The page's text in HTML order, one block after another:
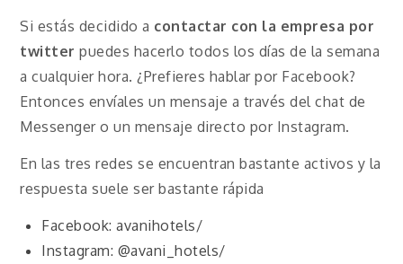
Si estás decidido a contactar con la empresa por
twitter puedes hacerlo todos los días de la semana
a cualquier hora. ¿Prefieres hablar por Facebook?
Entonces envíales un mensaje a través del chat de
Messenger o un mensaje directo por Instagram.
En las tres redes se encuentran bastante activos y la
respuesta suele ser bastante rápida
Facebook: avanihotels/
Instagram: @avani_hotels/